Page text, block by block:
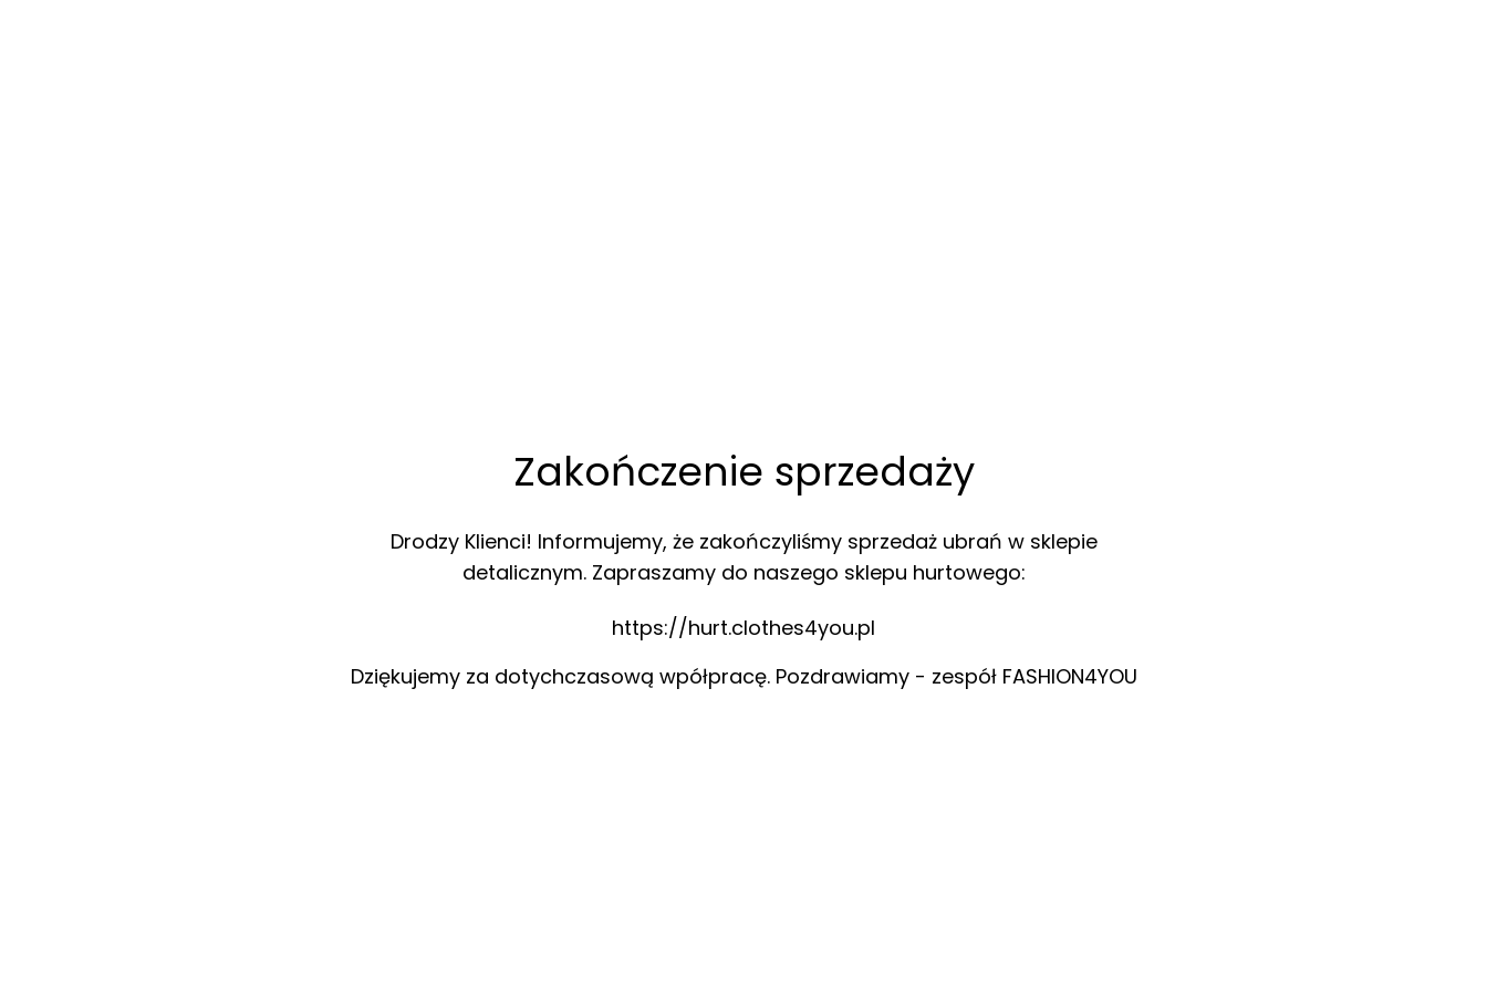
Zakończenie sprzedaży
Drodzy Klienci! Informujemy, że zakończyliśmy sprzedaż ubrań w sklepie
detalicznym. Zapraszamy do naszego sklepu hurtowego:
https://hurt.clothes4you.pl
Dziękujemy za dotychczasową wpółpracę. Pozdrawiamy - zespół FASHION4YOU